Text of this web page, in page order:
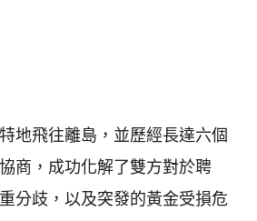
地飛往離島，並歷經長達六個
商，成功化解了雙方對於聘
分歧，以及突發的黃金受損危